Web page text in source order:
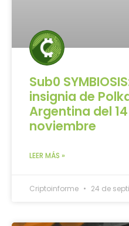
Sub0
insignia de
Argentina del
noviembre
LEER MÁS »
Criptoinforme 24 de